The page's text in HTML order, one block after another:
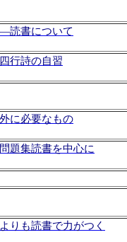
読書について
行詩の自習
に必要なもの
題集読書を中心に
りも読書で力がつく